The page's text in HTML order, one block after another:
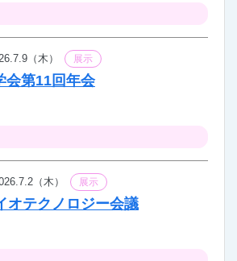
（木） 展示
会第11回年会
（木） 展示
オテクノロジー会議